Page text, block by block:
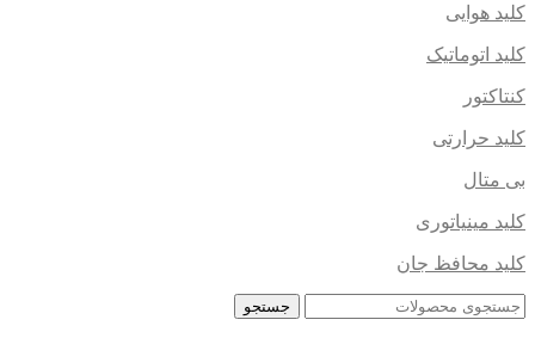
کلید هوایی
کلید اتوماتیک
کنتاکتور
کلید حرارتی
بی متال
کلید مینیاتوری
کلید محافظ جان
جستجو